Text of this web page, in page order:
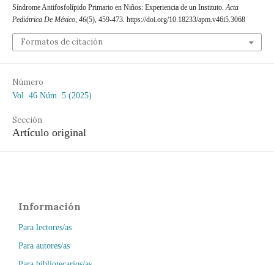
Síndrome Antifosfolípido Primario en Niños: Experiencia de un Instituto.Acta
Pediátrica De México, 46(5), 459-473. https://doi.org/10.18233/apm.v46i5.3068
Formatos de citación
Número
Vol. 46 Núm. 5 (2025)
Sección
Artículo original
Información
Para lectores/as
Para autores/as